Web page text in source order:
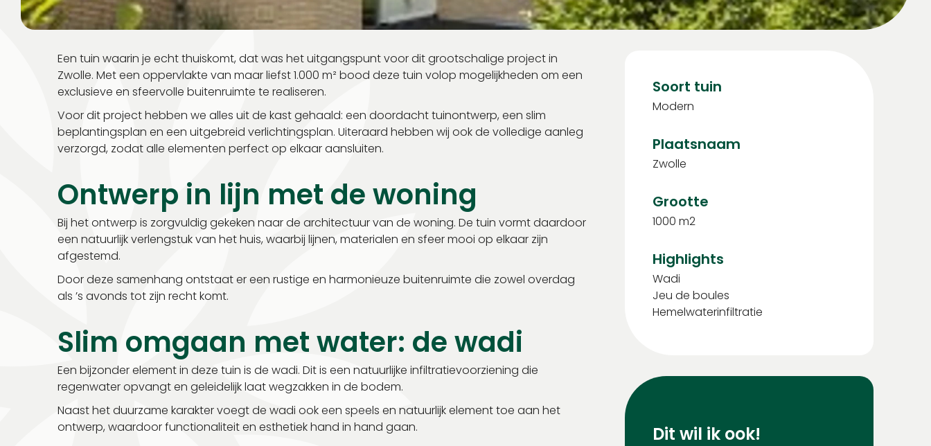
Een tuin waarin je echt thuiskomt, dat was het uitgangspunt voor dit grootschalige project in
Zwolle. Met een oppervlakte van maar liefst 1.000 m² bood deze tuin volop mogelijkheden om een
exclusieve en sfeervolle buitenruimte te realiseren.
Voor dit project hebben we alles uit de kast gehaald: een doordacht tuinontwerp, een slim
beplantingsplan en een uitgebreid verlichtingsplan. Uiteraard hebben wij ook de volledige aanleg
verzorgd, zodat alle elementen perfect op elkaar aansluiten.
Ontwerp in lijn met de woning
Bij het ontwerp is zorgvuldig gekeken naar de architectuur van de woning. De tuin vormt daardoor
een natuurlijk verlengstuk van het huis, waarbij lijnen, materialen en sfeer mooi op elkaar zijn
afgestemd.
Door deze samenhang ontstaat er een rustige en harmonieuze buitenruimte die zowel overdag
als ’s avonds tot zijn recht komt.
Slim omgaan met water: de wadi
Een bijzonder element in deze tuin is de wadi. Dit is een natuurlijke infiltratievoorziening die
regenwater opvangt en geleidelijk laat wegzakken in de bodem.
Naast het duurzame karakter voegt de wadi ook een speels en natuurlijk element toe aan het
ontwerp, waardoor functionaliteit en esthetiek hand in hand gaan.
Soort tuin
Modern
Plaatsnaam
Zwolle
Grootte
1000 m2
Highlights
Wadi
Jeu de boules
Hemelwaterinfiltratie
Dit wil ik ook!